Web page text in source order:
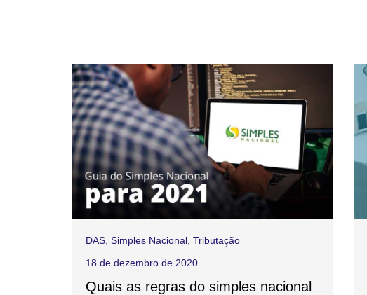
DAS Simples Nacional Tributação
18 de dezembro de 2020
Quais as regras do simples nacional